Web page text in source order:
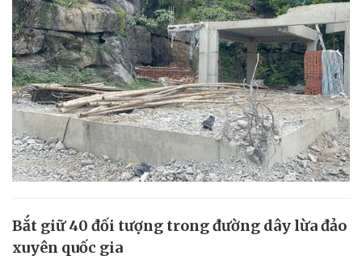
Bắt giữ 40 đối tượng trong đường dây lừa đảo
xuyên quốc gia